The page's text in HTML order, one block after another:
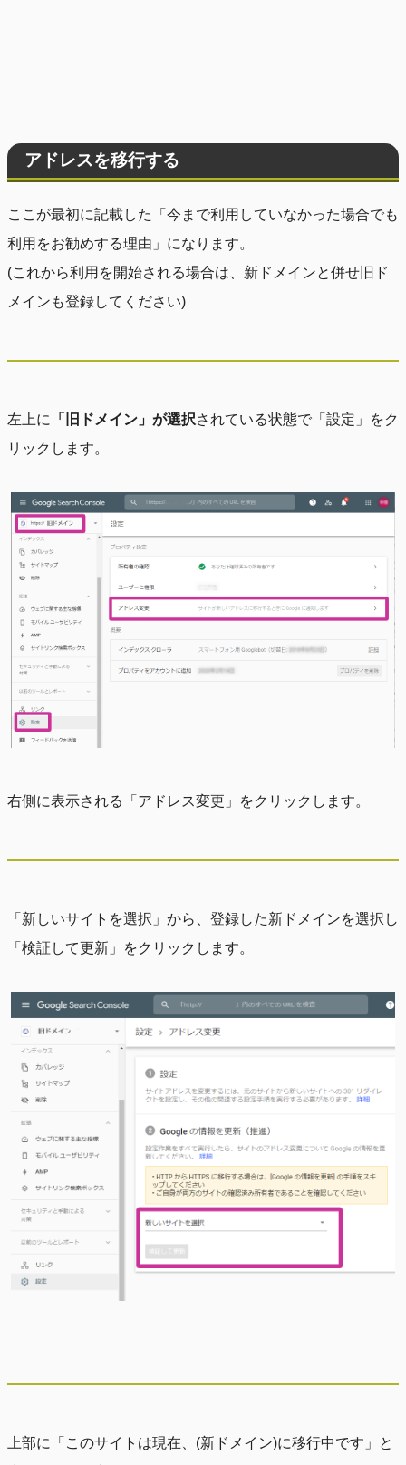
アドレスを移行する
ここが最初に記載した「今まで利用していなかった場合でも
利用をお勧めする理由」になります。
(これから利用を開始される場合は、新ドメインと併せ旧ド
メインも登録してください)
左上に 「旧ドメイン」が選択されている状態で「設定」をク
リックします。
右側に表示される「アドレス変更」をクリックします。
「新しいサイトを選択」から、登録した新ドメインを選択し
「検証して更新」をクリックします。
上部に「このサイトは現在、(新ドメイン)に移行中です」と